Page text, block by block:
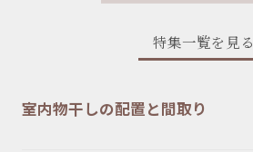
特集一覧を見る
室内物干しの配置と間取り